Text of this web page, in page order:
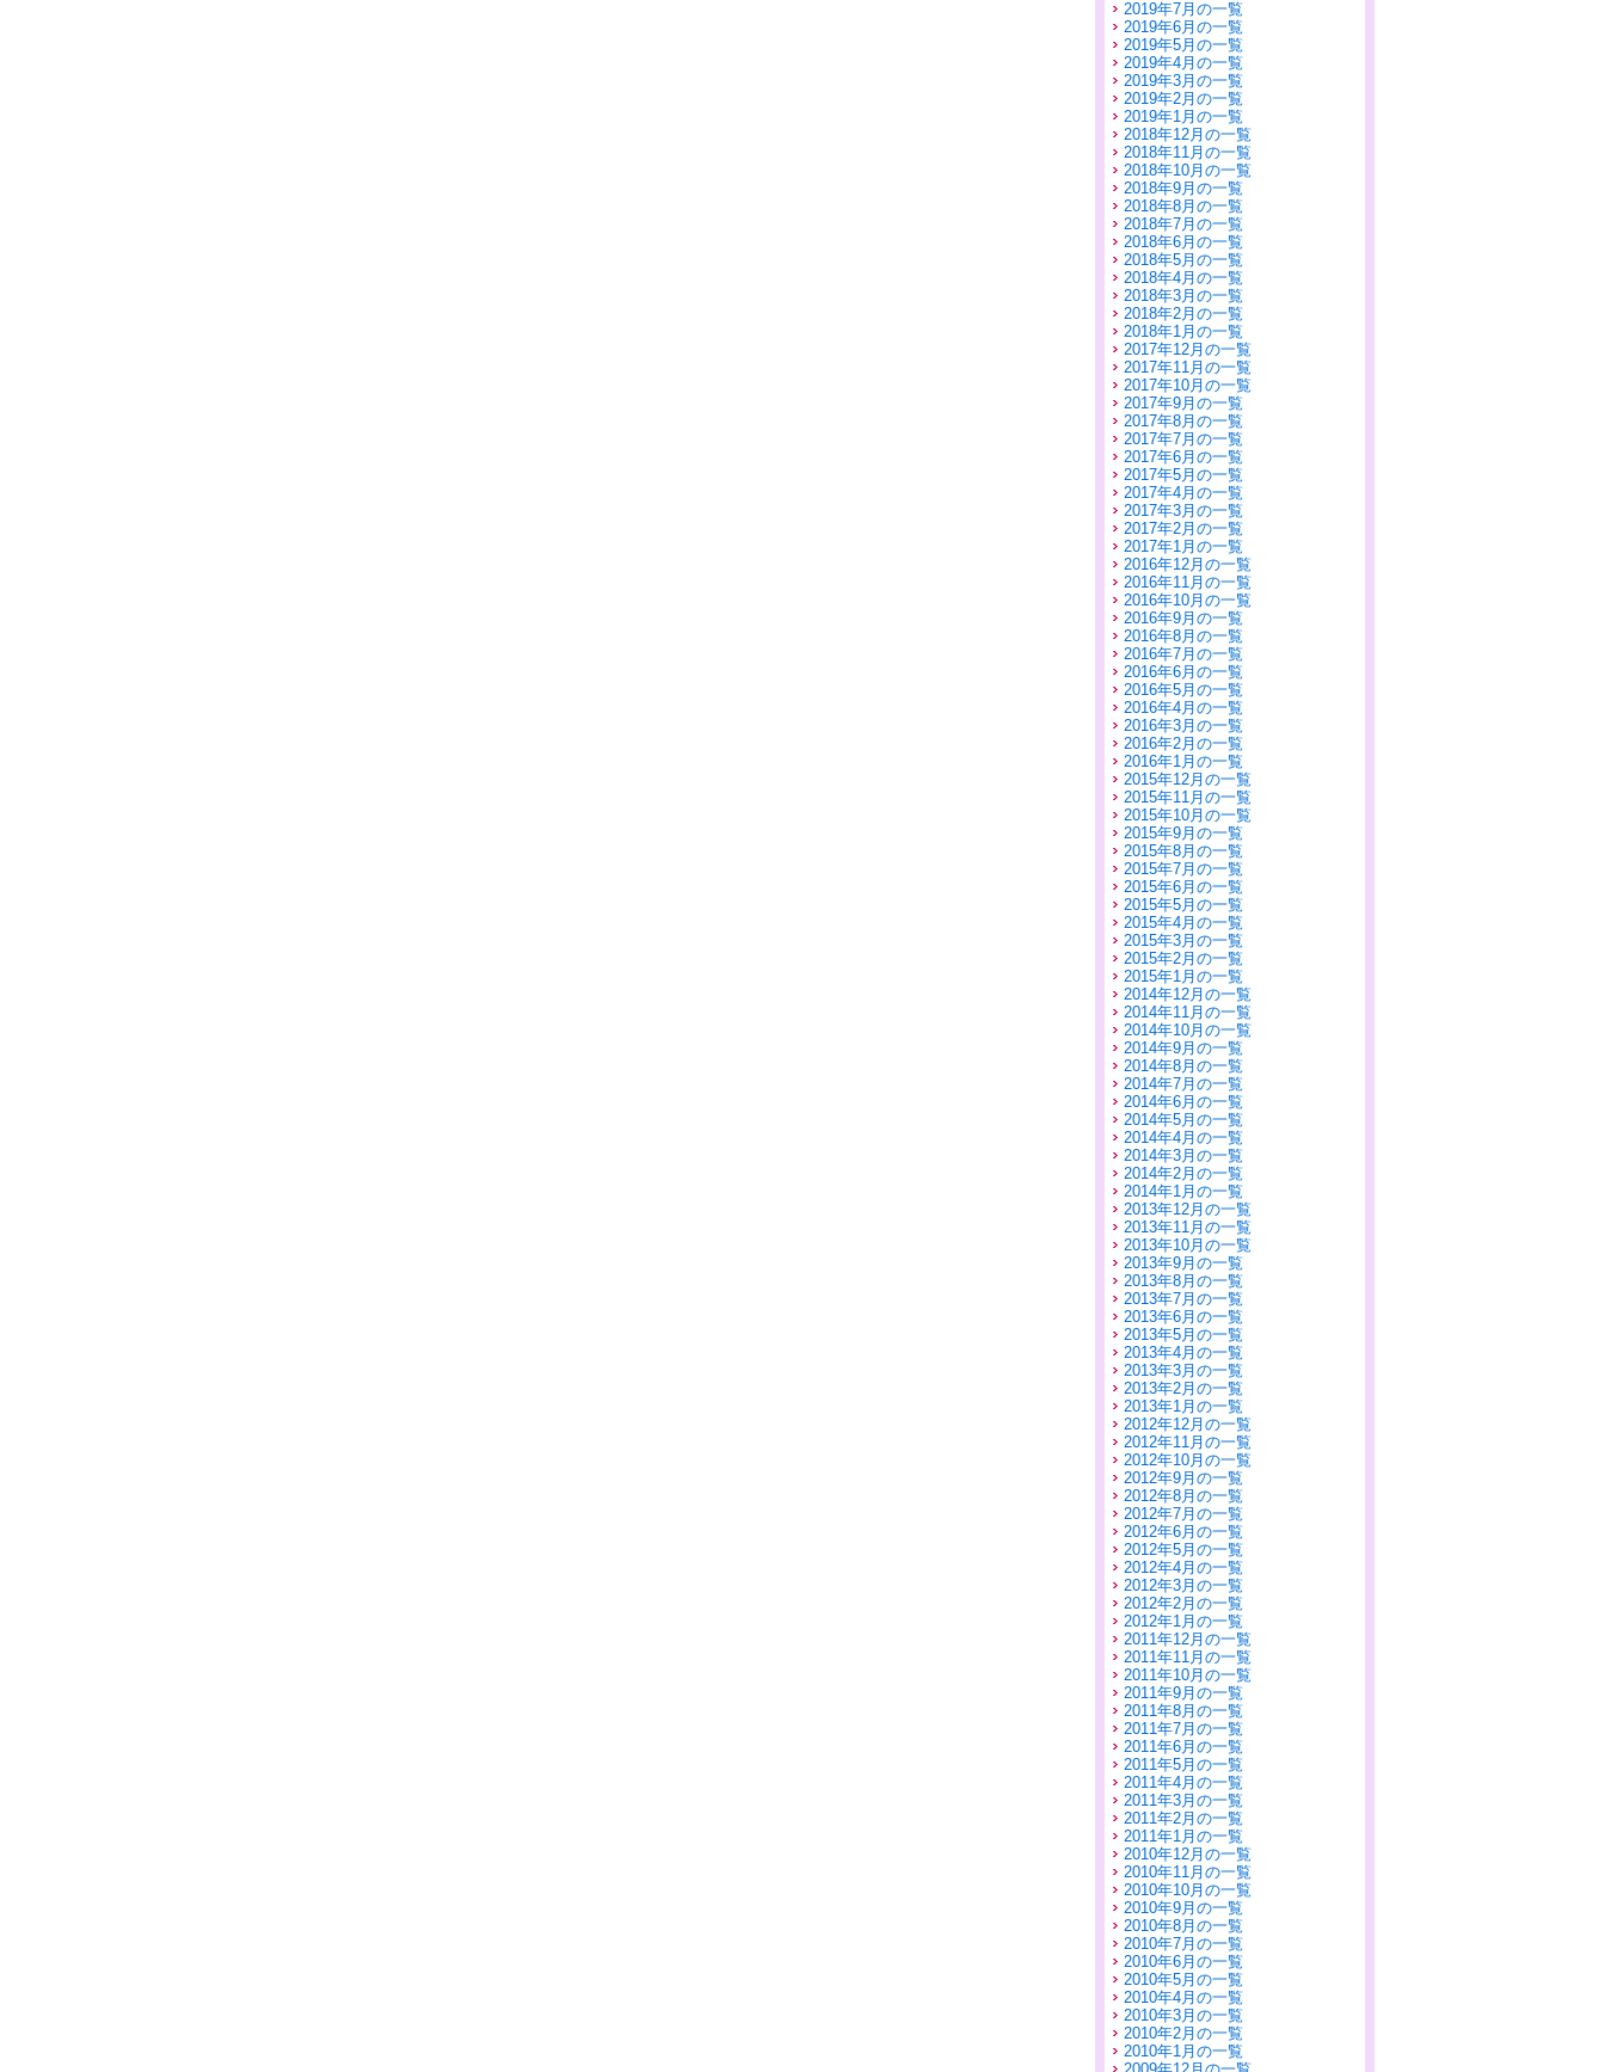
2019年7月の一覧
2019年6月の一覧
2019年5月の一覧
2019年4月の一覧
2019年3月の一覧
2019年2月の一覧
2019年1月の一覧
2018年12月の一覧
2018年11月の一覧
2018年10月の一覧
2018年9月の一覧
2018年8月の一覧
2018年7月の一覧
2018年6月の一覧
2018年5月の一覧
2018年4月の一覧
2018年3月の一覧
2018年2月の一覧
2018年1月の一覧
2017年12月の一覧
2017年11月の一覧
2017年10月の一覧
2017年9月の一覧
2017年8月の一覧
2017年7月の一覧
2017年6月の一覧
2017年5月の一覧
2017年4月の一覧
2017年3月の一覧
2017年2月の一覧
2017年1月の一覧
2016年12月の一覧
2016年11月の一覧
2016年10月の一覧
2016年9月の一覧
2016年8月の一覧
2016年7月の一覧
2016年6月の一覧
2016年5月の一覧
2016年4月の一覧
2016年3月の一覧
2016年2月の一覧
2016年1月の一覧
2015年12月の一覧
2015年11月の一覧
2015年10月の一覧
2015年9月の一覧
2015年8月の一覧
2015年7月の一覧
2015年6月の一覧
2015年5月の一覧
2015年4月の一覧
2015年3月の一覧
2015年2月の一覧
2015年1月の一覧
2014年12月の一覧
2014年11月の一覧
2014年10月の一覧
2014年9月の一覧
2014年8月の一覧
2014年7月の一覧
2014年6月の一覧
2014年5月の一覧
2014年4月の一覧
2014年3月の一覧
2014年2月の一覧
2014年1月の一覧
2013年12月の一覧
2013年11月の一覧
2013年10月の一覧
2013年9月の一覧
2013年8月の一覧
2013年7月の一覧
2013年6月の一覧
2013年5月の一覧
2013年4月の一覧
2013年3月の一覧
2013年2月の一覧
2013年1月の一覧
2012年12月の一覧
2012年11月の一覧
2012年10月の一覧
2012年9月の一覧
2012年8月の一覧
2012年7月の一覧
2012年6月の一覧
2012年5月の一覧
2012年4月の一覧
2012年3月の一覧
2012年2月の一覧
2012年1月の一覧
2011年12月の一覧
2011年11月の一覧
2011年10月の一覧
2011年9月の一覧
2011年8月の一覧
2011年7月の一覧
2011年6月の一覧
2011年5月の一覧
2011年4月の一覧
2011年3月の一覧
2011年2月の一覧
2011年1月の一覧
2010年12月の一覧
2010年11月の一覧
2010年10月の一覧
2010年9月の一覧
2010年8月の一覧
2010年7月の一覧
2010年6月の一覧
2010年5月の一覧
2010年4月の一覧
2010年3月の一覧
2010年2月の一覧
2010年1月の一覧